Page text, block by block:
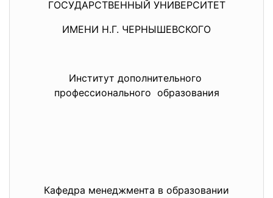
ГОСУДАРСТВЕННЫЙ УНИВЕРСИТЕТ
ИМЕНИ Н.Г. ЧЕРНЫШЕВСКОГО
Институт дополнительного
профессионального образования
Кафедра менеджмента в образовании